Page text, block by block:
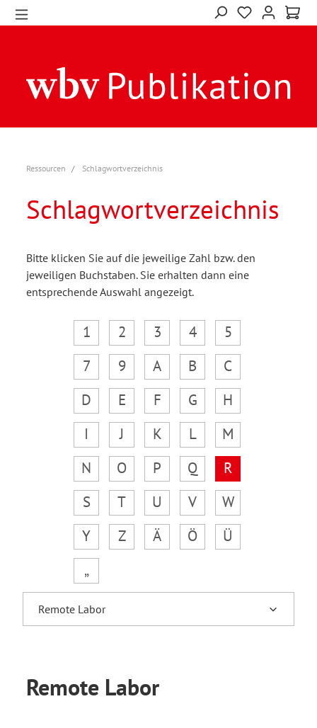
Ressourcen Schlagwortverzeichnis
Schlagwortverzeichnis
Bitte klicken Sie auf die jeweilige Zahl bzw. den
jeweiligen Buchstaben. Sie erhalten dann eine
entsprechende Auswahl angezeigt.
1 2 3 4
5
7
9 A B
C
D
E F G
H
I
J K L
M
N
O P Q
R
S
T U V
W
Y
Z Ä Ö
Ü
„
Remote Labor